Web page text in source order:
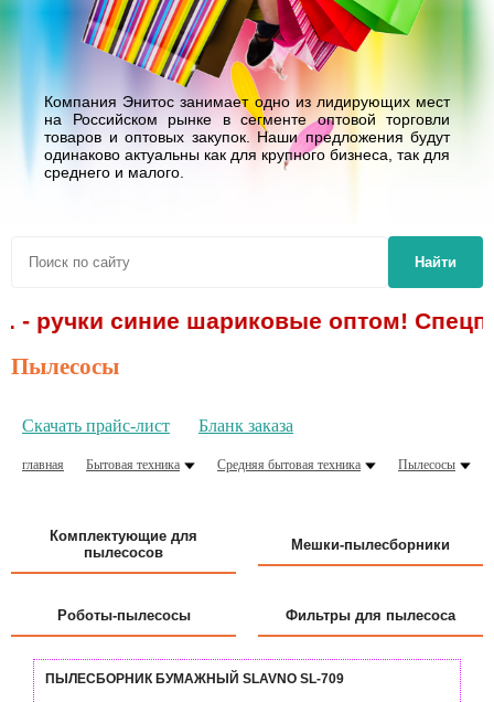
Компания Энитос занимает одно из лидирующих мест
на Российском рынке в сегменте оптовой торговли
товаров и оптовых закупок. Наши предложения будут
одинаково актуальны как для крупного бизнеса, так для
среднего и малого.
Найти
синие шариковые оптом!
Пылесосы
Скачать прайс-лист Бланк заказа
главная Бытовая техника Средняя бытовая техника Пылесосы
Комплектующие для
пылесосов
Мешки-пылесборники
Роботы-пылесосы Фильтры для пылесоса
ПЫЛЕСБОРНИК БУМАЖНЫЙ SLAVNO SL-709